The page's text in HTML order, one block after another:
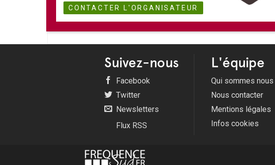
Suivez-nous
Facebook
Twitter
Newsletters
Flux RSS
L'équipe
Qui sommes nous
Nous contacter
Mentions légales
Infos cookies